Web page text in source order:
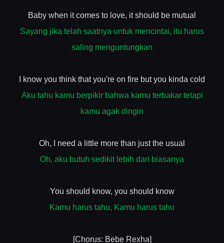
Baby when it comes to love, it should be mutual
Sayang jika telah saatnya untuk mencintai, itu harus
saling menguntungkan
I know you think that you're on fire but you kinda cold
Aku tahu kamu berpikir bahwa kamu terbakar tetapi
kamu agak dingin
Oh, I need a little more than just the usual
Oh, aku butuh sedikit lebih dari biasanya
You should know, you should know
Kamu harus tahu, Kamu harus tahu
[Chorus: Bebe Rexha]